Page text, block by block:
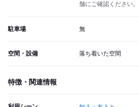
舗にご確認ください。
駐車場 無
空間・設備 落ち着いた空間
特徴・関連情報